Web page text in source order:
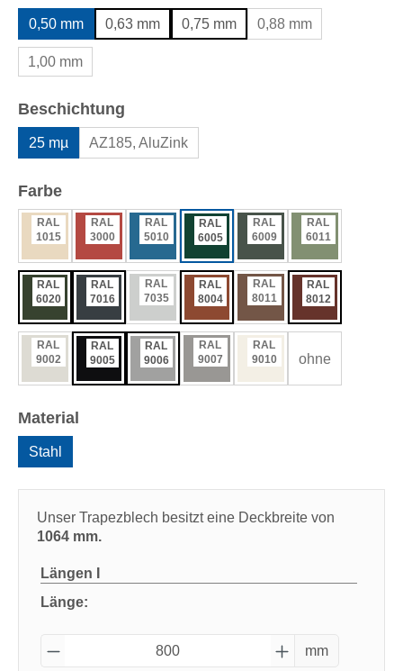
0,50 mm 0,63 mm 0,75 mm 0,88 mm
1,00 mm
Beschichtung
25 mµ AZ185, AluZink
Farbeauswählen
RAL
1015
RAL
3000
RAL
5010
RAL
6005
RAL
6009
RAL
6011
RAL
6020
RAL
7016
RAL
7035
RAL
8004
RAL
8011
RAL
8012
RAL
9002
RAL
9005
RAL
9006
RAL
9007
RAL
9010
ohne
Material
Stahl
Unser Trapezblech besitzt eine Deckbreite von
1064 mm.
Längen
Länge:
mm